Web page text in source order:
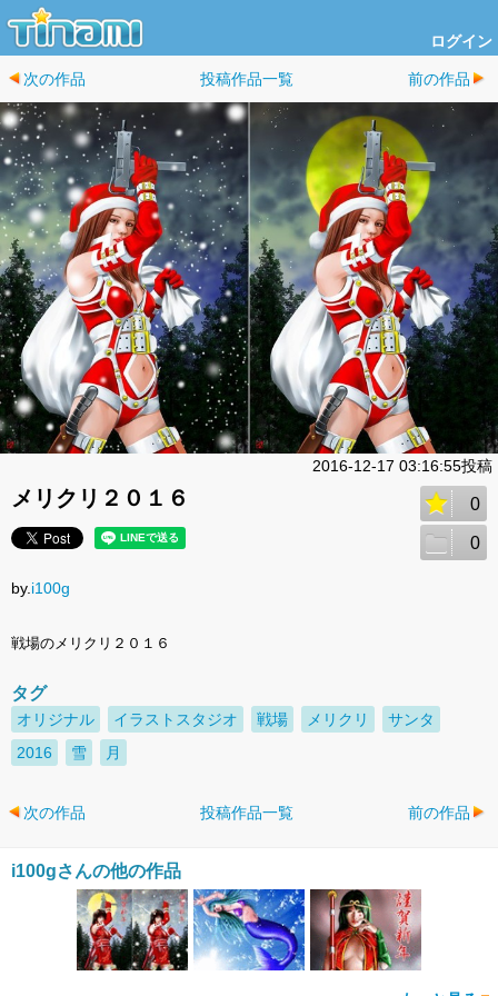
ログイン
次の作品 投稿作品一覧 前の作品
2016-12-17 03:16:55投稿
メリクリ２０１６ 0
0
by. i100g
戦場のメリクリ２０１６
タグ
オリジナル イラストスタジオ 戦場 メリクリ
サンタ
2016
雪 月
次の作品 投稿作品一覧 前の作品
i100gさんの他の作品